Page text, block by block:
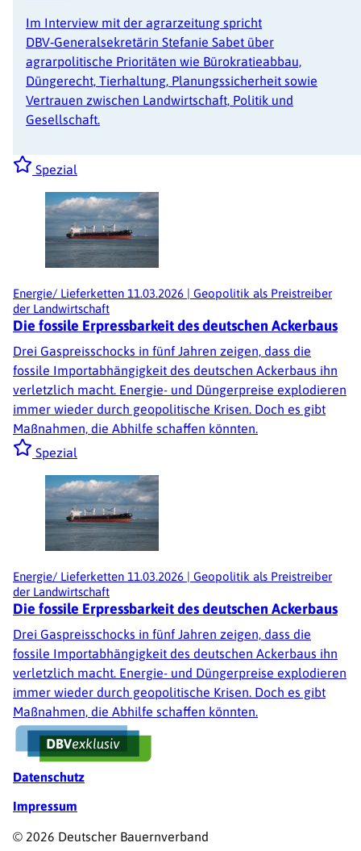
Im Interview mit der agrarzeitung spricht
DBV‑Generalsekretärin Stefanie Sabet über
agrarpolitische Prioritäten wie Bürokratieabbau,
Düngerecht, Tierhaltung, Planungssicherheit sowie
Vertrauen zwischen Landwirtschaft, Politik und
Gesellschaft.
Spezial
Energie/ Lieferketten 11.03.2026 | Geopolitik als Preistreiber
der Landwirtschaft
Die fossile Erpressbarkeit des deutschen Ackerbaus
Drei Gaspreisschocks in fünf Jahren zeigen, dass die
fossile Importabhängigkeit des deutschen Ackerbaus ihn
verletzlich macht. Energie- und Düngerpreise explodieren
immer wieder durch geopolitische Krisen. Doch es gibt
Maßnahmen, die Abhilfe schaffen könnten.
Spezial
Energie/ Lieferketten 11.03.2026 | Geopolitik als Preistreiber
der Landwirtschaft
Die fossile Erpressbarkeit des deutschen Ackerbaus
Drei Gaspreisschocks in fünf Jahren zeigen, dass die
fossile Importabhängigkeit des deutschen Ackerbaus ihn
verletzlich macht. Energie- und Düngerpreise explodieren
immer wieder durch geopolitische Krisen. Doch es gibt
Maßnahmen, die Abhilfe schaffen könnten.
Fußzeile
Datenschutz
Impressum
© 2026 Deutscher Bauernverband